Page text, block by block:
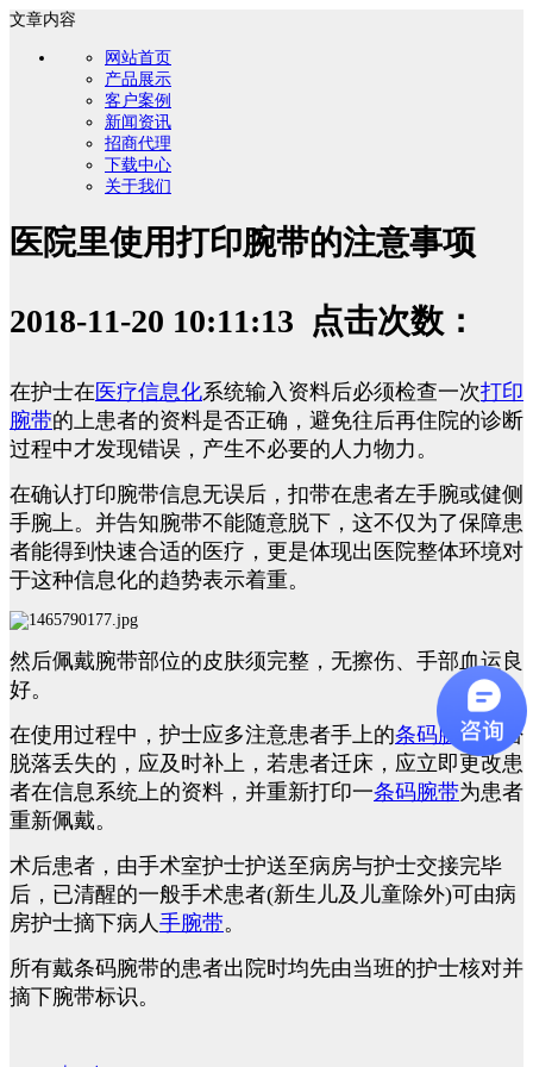
文章内容
网站首页
产品展示
客户案例
新闻资讯
招商代理
下载中心
关于我们
医院里使用打印腕带的注意事项
2018-11-20 10:11:13 点击次数：
在护士在医疗信息化系统输入资料后必须检查一次打印
腕带的上患者的资料是否正确，避免往后再住院的诊断
过程中才发现错误，产生不必要的人力物力。
在确认打印腕带信息无误后，扣带在患者左手腕或健侧
手腕上。并告知腕带不能随意脱下，这不仅为了保障患
者能得到快速合适的医疗，更是体现出医院整体环境对
于这种信息化的趋势表示着重。
然后佩戴腕带部位的皮肤须完整，无擦伤、手部血运良
好。
在使用过程中，护士应多注意患者手上的条码腕带是否
脱落丢失的，应及时补上，若患者迁床，应立即更改患
者在信息系统上的资料，并重新打印一条码腕带为患者
重新佩戴。
术后患者，由手术室护士护送至病房与护士交接完毕
后，已清醒的一般手术患者(新生儿及儿童除外)可由病
房护士摘下病人 手腕带。
所有戴条码腕带的患者出院时均先由当班的护士核对并
摘下腕带标识。